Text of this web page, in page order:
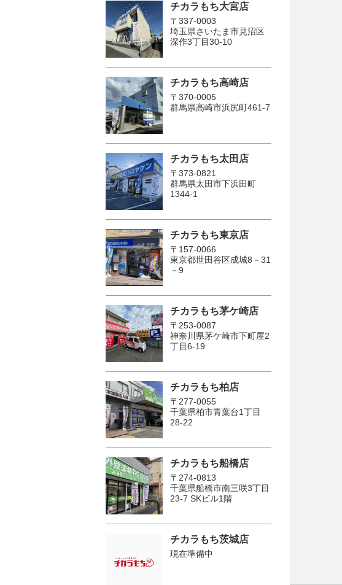
チカラもち大宮店
〒337-0003
埼玉県さいたま市見沼区
深作3丁目30-10
チカラもち高崎店
〒370-0005
群馬県高崎市浜尻町461-7
チカラもち太田店
〒373-0821
群馬県太田市下浜田町
1344-1
チカラもち東京店
〒157-0066
東京都世田谷区成城8－31
－9
チカラもち茅ケ崎店
〒253-0087
神奈川県茅ケ崎市下町屋2
丁目6-19
チカラもち柏店
〒277-0055
千葉県柏市青葉台1丁目
28-22
チカラもち船橋店
〒274-0813
千葉県船橋市南三咲3丁目
23-7 SKビル1階
チカラもち茨城店
現在準備中